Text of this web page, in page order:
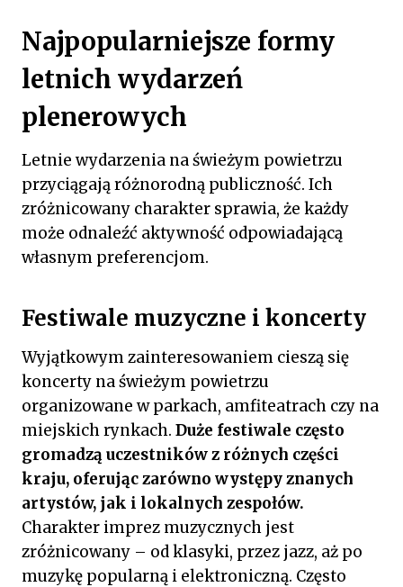
Najpopularniejsze formy
letnich wydarzeń
plenerowych
Letnie wydarzenia na świeżym powietrzu
przyciągają różnorodną publiczność. Ich
zróżnicowany charakter sprawia, że każdy
może odnaleźć aktywność odpowiadającą
własnym preferencjom.
Festiwale muzyczne i koncerty
Wyjątkowym zainteresowaniem cieszą się
koncerty na świeżym powietrzu
organizowane w parkach, amfiteatrach czy na
miejskich rynkach. Duże festiwale często
gromadzą uczestników z różnych części
kraju, oferując zarówno występy znanych
artystów, jak i lokalnych zespołów.
Charakter imprez muzycznych jest
zróżnicowany – od klasyki, przez jazz, aż po
muzykę popularną i elektroniczną. Często